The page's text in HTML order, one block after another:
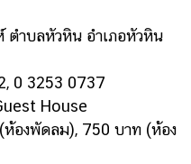
ตำบลหัวหิน อำเภอหัวหิน
0 3253 0737
House
องพัดลม), 750 บาท (ห้อง